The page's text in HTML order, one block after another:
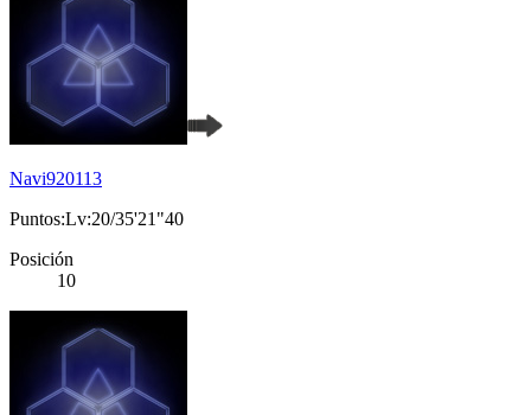
Navi920113
Puntos:Lv:20/35'21"40
Posición
10